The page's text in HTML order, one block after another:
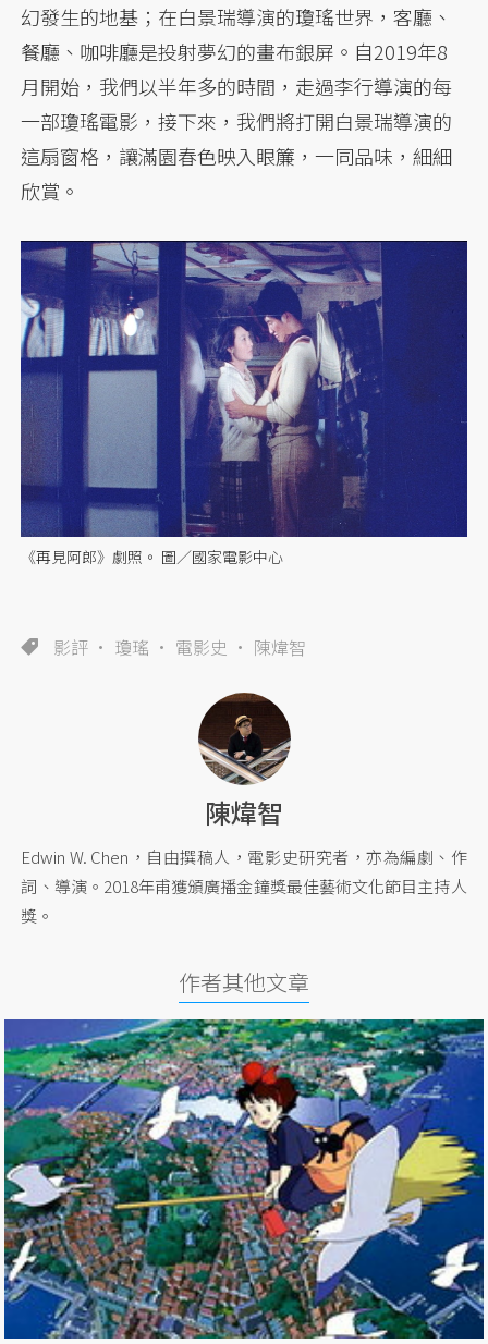
幻發生的地基；在白景瑞導演的瓊瑤世界，客廳、
餐廳、咖啡廳是投射夢幻的畫布銀屏。自2019年8
月開始，我們以半年多的時間，走過李行導演的每
一部瓊瑤電影，接下來，我們將打開白景瑞導演的
這扇窗格，讓滿園春色映入眼簾，一同品味，細細
欣賞。
《再見阿郎》劇照。 圖／國家電影中心
影評 瓊瑤 電影史 陳煒智
陳煒智
Edwin W. Chen，自由撰稿人，電影史研究者，亦為編劇、作
詞、導演。2018年甫獲頒廣播金鐘獎最佳藝術文化節目主持人
獎。
作者其他文章